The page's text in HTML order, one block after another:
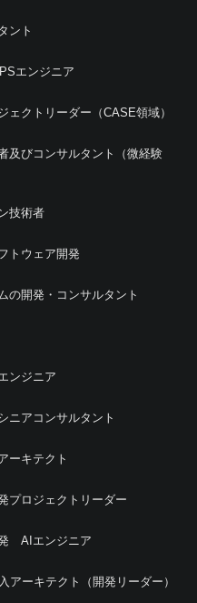
ント
エンジニア
ェクトリーダー（CASE領域）
及びコンサルタント（微経験
技術者
トウェア開発
の開発・コンサルタント
ンジニア
ニアコンサルタント
ーキテクト
プロジェクトリーダー
発 AIエンジニア
アーキテクト（開発リーダー）